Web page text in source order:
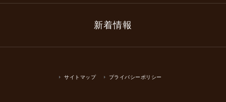
新着情報
サイトマップ プライバシーポリシー